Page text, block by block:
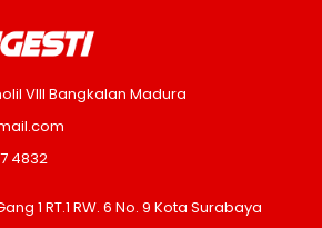
VIII Bangkalan Madura
4832
1 RT.1 RW. 6 No. 9 Kota Surabaya